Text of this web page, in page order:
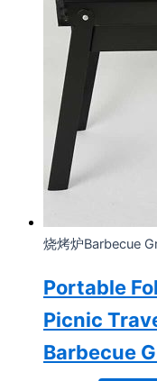
烧烤炉Barbecue
Portable
Picnic
Barbecue